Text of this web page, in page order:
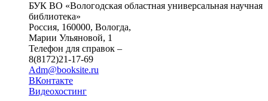
БУК ВО «Вологодская областная универсальная научная
библиотека»
Россия, 160000, Вологда,
Марии Ульяновой, 1
Телефон для справок –
8(8172)21-17-69
Adm@booksite.ru
ВКонтакте
Видеохостинг